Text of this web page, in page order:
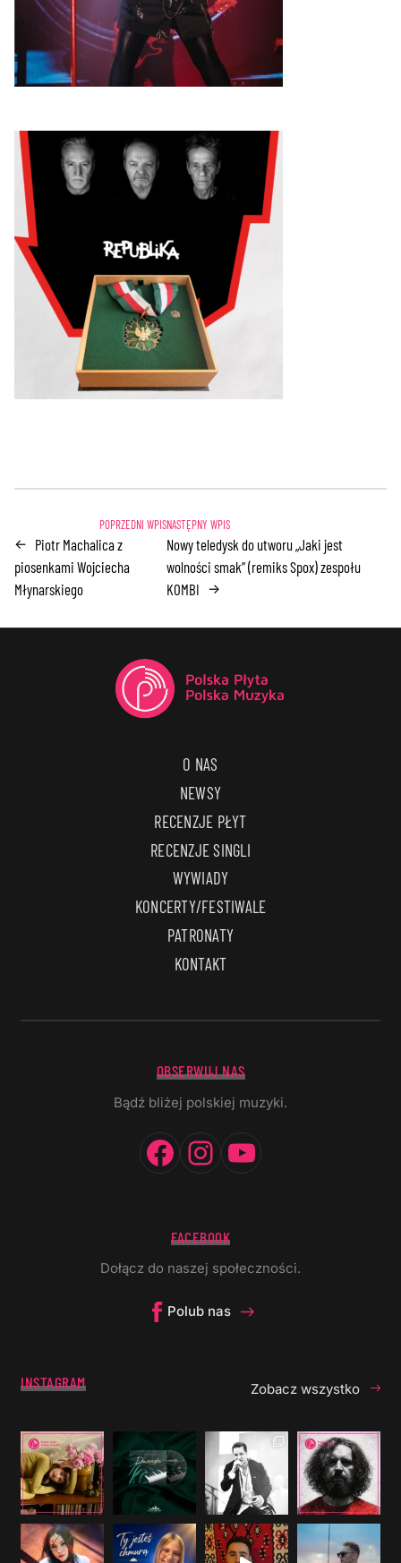
← Piotr Machalica z
piosenkami Wojciecha
Młynarskiego
Nowy teledysk do utworu „Jaki jest
wolności smak” (remiks Spox) zespołu
KOMBI →
O NAS
NEWSY
RECENZJE PŁYT
RECENZJE SINGLI
WYWIADY
KONCERTY/FESTIWALE
PATRONATY
KONTAKT
OBSERWUJ NAS
Bądź bliżej polskiej muzyki.
Facebook
Instagram
FACEBOOK
Dołącz do naszej społeczności.
Polub nas
INSTAGRAM Zobacz wszystko